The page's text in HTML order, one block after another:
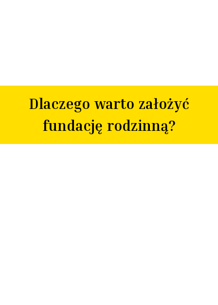
Dlaczego warto założyć
fundację rodzinną?